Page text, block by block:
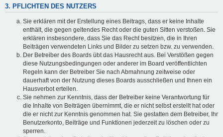
3. PFLICHTEN DES NUTZERS
Sie erklären mit der Erstellung eines Beitrags, dass er keine Inhalte
enthält, die gegen geltendes Recht oder die guten Sitten verstoßen. Sie
erklären insbesondere, dass Sie das Recht besitzen, die in Ihren
Beiträgen verwendeten Links und Bilder zu setzen bzw. zu verwenden.
Der Betreiber des Boards übt das Hausrecht aus. Bei Verstößen gegen
diese Nutzungsbedingungen oder anderer im Board veröffentlichten
Regeln kann der Betreiber Sie nach Abmahnung zeitweise oder
dauerhaft von der Nutzung dieses Boards ausschließen und Ihnen ein
Hausverbot erteilen.
Sie nehmen zur Kenntnis, dass der Betreiber keine Verantwortung für
die Inhalte von Beiträgen übernimmt, die er nicht selbst erstellt hat oder
die er nicht zur Kenntnis genommen hat. Sie gestatten dem Betreiber, Ihr
Benutzerkonto, Beiträge und Funktionen jederzeit zu löschen oder zu
sperren.